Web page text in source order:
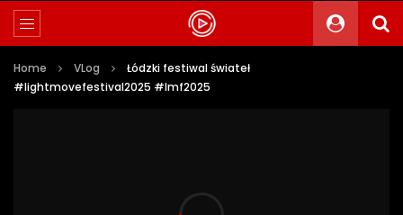
Home VLog
Łódzki festiwal świateł
#lightmovefestival2025 #lmf2025